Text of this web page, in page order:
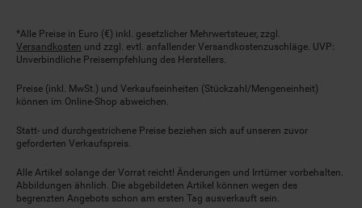
Fußnoten
*Alle Preise in Euro (€) inkl. gesetzlicher Mehrwertsteuer, zzgl.
Versandkosten und zzgl. evtl. anfallender Versandkostenzuschläge. UVP:
Unverbindliche Preisempfehlung des Herstellers.
Preise (inkl. MwSt.) und Verkaufseinheiten (Stückzahl/Mengeneinheit)
können im Online-Shop abweichen.
Statt- und durchgestrichene Preise beziehen sich auf unseren zuvor
geforderten Verkaufspreis.
Alle Artikel solange der Vorrat reicht! Änderungen und Irrtümer vorbehalten.
Abbildungen ähnlich. Die abgebildeten Artikel können wegen des
begrenzten Angebots schon am ersten Tag ausverkauft sein.